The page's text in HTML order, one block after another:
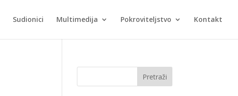
Sudionici Multimedija Pokroviteljstvo Kontakt